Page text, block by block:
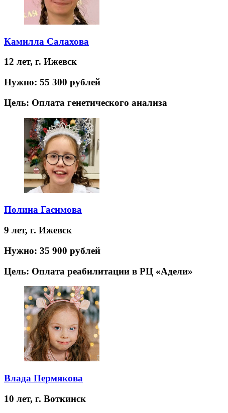
Камилла Салахова
12 лет, г. Ижевск
Нужно: 55 300 рублей
Цель: Оплата генетического анализа
Полина Гасимова
9 лет, г. Ижевск
Нужно: 35 900 рублей
Цель: Оплата реабилитации в РЦ «Адели»
Влада Пермякова
10 лет, г. Воткинск